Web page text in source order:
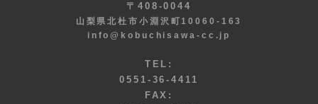
〒408-0044
山梨県北杜市小淵沢町10060-163
info@kobuchisawa-cc.jp
TEL:
0551-36-4411
FAX: